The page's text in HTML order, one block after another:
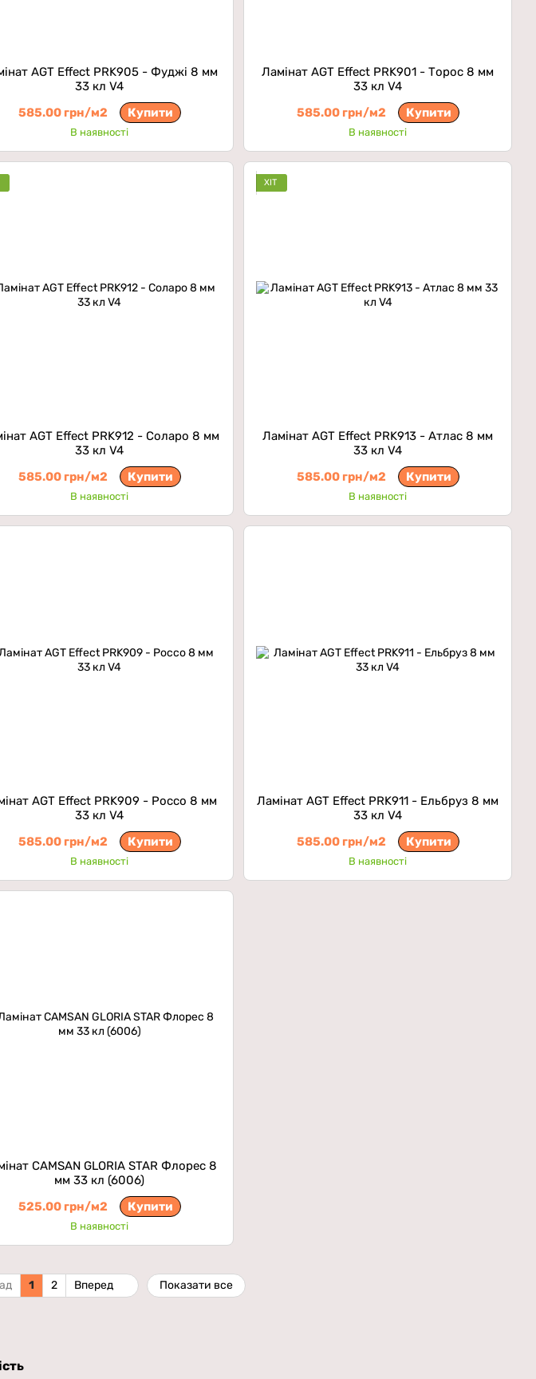
AGT Effect PRK905 - Фуджі 8 мм
33 кл V4
585.00 грн/м2
Купити
В наявності
Ламінат AGT Effect PRK901 - Торос 8 мм
33 кл V4
585.00 грн/м2
Купити
В наявності
AGT Effect PRK912 - Соларо 8 мм
33 кл V4
585.00 грн/м2
Купити
В наявності
ХІТ
Ламінат AGT Effect PRK913 - Атлас 8 мм
33 кл V4
585.00 грн/м2
Купити
В наявності
AGT Effect PRK909 - Россо 8 мм
33 кл V4
585.00 грн/м2
Купити
В наявності
Ламінат AGT Effect PRK911 - Ельбруз 8 мм
33 кл V4
585.00 грн/м2
Купити
В наявності
CAMSAN GLORIA STAR Флорес 8
мм 33 кл (6006)
525.00 грн/м2
Купити
В наявності
1 2 Вперед Показати все